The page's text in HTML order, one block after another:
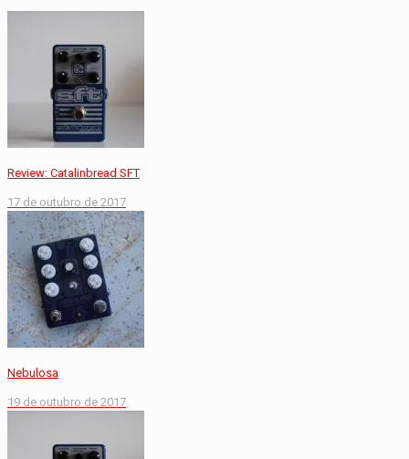
Review: Catalinbread SFT
17 de outubro de 2017
Nebulosa
19 de outubro de 2017